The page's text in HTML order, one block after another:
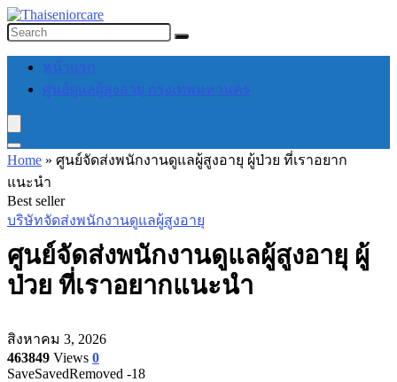
หน้าแรก
ศูนย์ดูแลผู้สูงอายุ กรุงเทพมหานคร
Home » ศูนย์จัดส่งพนักงานดูแลผู้สูงอายุ ผู้ป่วย ที่เราอยาก
แนะนำ
Best seller
บริษัทจัดส่งพนักงานดูแลผู้สูงอายุ
ศูนย์จัดส่งพนักงานดูแลผู้สูงอายุ ผู้
ป่วย ที่เราอยากแนะนำ
สิงหาคม 3, 2026
463849 Views 0
SaveSavedRemoved -18